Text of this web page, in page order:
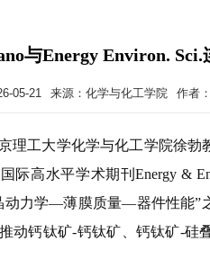
与Energy Environ.
05-21 来源：化学与化工学院 作者
理工大学化学与化工学院徐
际高水平学术期刊Energy &
动力学—薄膜质量—器件性能”
动钙钛矿-钙钛矿、钙钛矿-硅